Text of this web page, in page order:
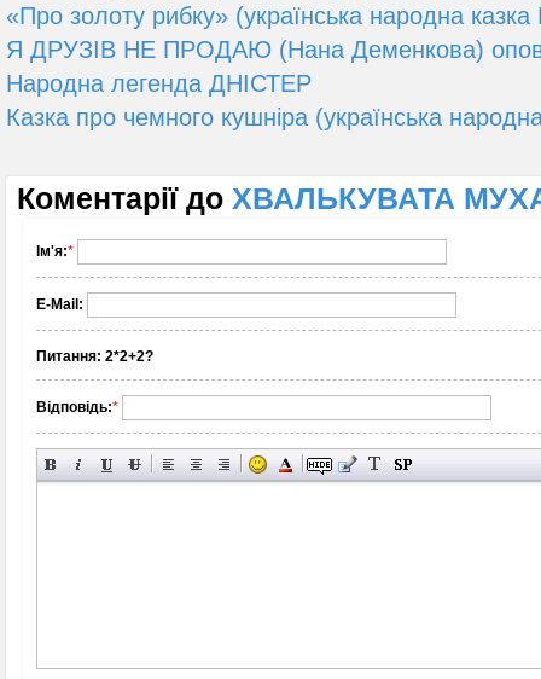
«Про золоту рибку» (українська народна
Я ДРУЗІВ НЕ ПРОДАЮ (Нана Деменкова)
Народна легенда ДНІСТЕР
Казка про чемного кушніра (українська
Коментарії до ХВАЛЬКУВАТА МУХА
Ім'я:*
E-Mail:
Питання: 2*2+2?
Відповідь:*